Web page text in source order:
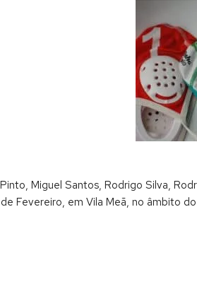
Miguel Santos, Rodrigo Silva,
Fevereiro, em Vila Meã, no âmbito